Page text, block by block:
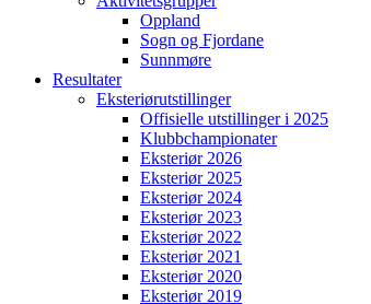
Oppland
Sogn og Fjordane
Sunnmøre
Resultater
Eksteriørutstillinger
Offisielle utstillinger i 2025
Klubbchampionater
Eksteriør 2026
Eksteriør 2025
Eksteriør 2024
Eksteriør 2023
Eksteriør 2022
Eksteriør 2021
Eksteriør 2020
Eksteriør 2019